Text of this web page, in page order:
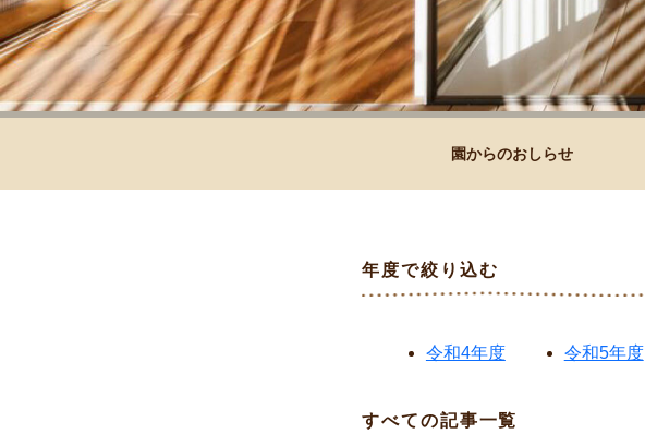
園からのおしらせ
年度で絞り込む
令和4年度 令和5年度
すべての記事一覧